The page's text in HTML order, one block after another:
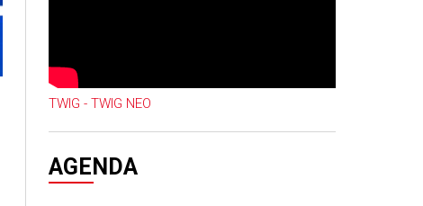
TWIG - TWIG NEO
AGENDA